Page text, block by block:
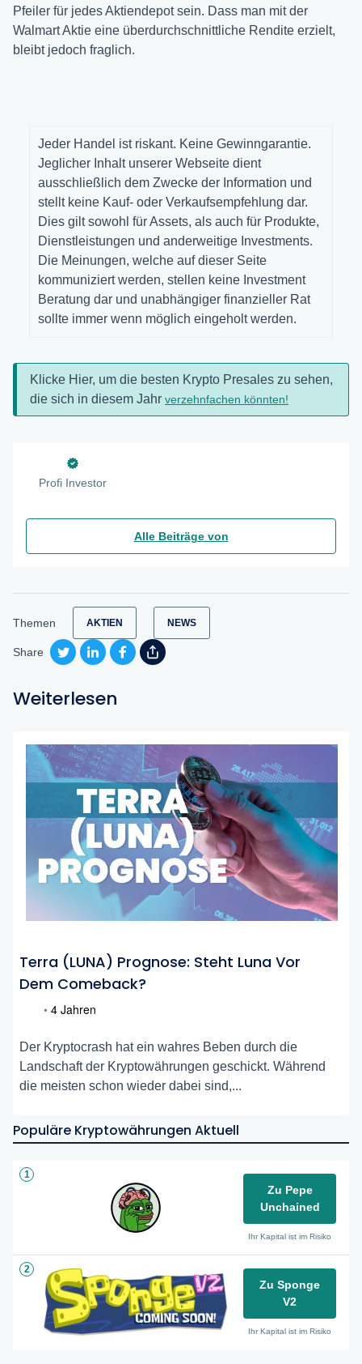
Pfeiler für jedes Aktiendepot sein. Dass man mit der
Walmart Aktie eine überdurchschnittliche Rendite erzielt,
bleibt jedoch fraglich.
Jeder Handel ist riskant. Keine Gewinngarantie.
Jeglicher Inhalt unserer Webseite dient
ausschließlich dem Zwecke der Information und
stellt keine Kauf- oder Verkaufsempfehlung dar.
Dies gilt sowohl für Assets, als auch für Produkte,
Dienstleistungen und anderweitige Investments.
Die Meinungen, welche auf dieser Seite
kommuniziert werden, stellen keine Investment
Beratung dar und unabhängiger finanzieller Rat
sollte immer wenn möglich eingeholt werden.
Klicke Hier, um die besten Krypto Presales zu sehen,
die sich in diesem Jahr verzehnfachen könnten!
Profi Investor
Alle Beiträge von
Themen AKTIEN NEWS
Share
Weiterlesen
Terra (LUNA) Prognose: Steht Luna Vor
Dem Comeback?
• 4 Jahren
Der Kryptocrash hat ein wahres Beben durch die
Landschaft der Kryptowährungen geschickt. Während
die meisten schon wieder dabei sind,...
Populäre Kryptowährungen Aktuell
1
Zu Pepe
Unchained
Ihr Kapital ist im Risiko
2
Zu Sponge
V2
Ihr Kapital ist im Risiko